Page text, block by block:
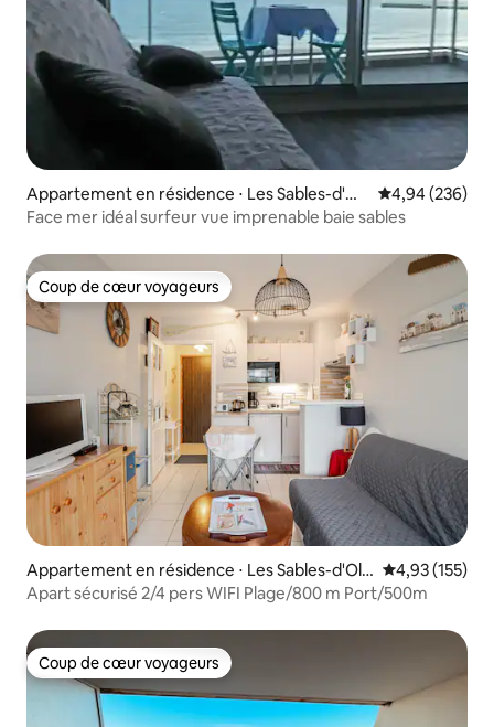
Appartement en résidence ⋅ Les Sables-d'Ol
onne
Évaluation
4,94 (236)
Face mer idéal surfeur vue imprenable baie sables
Coup de cœur voyageurs
Coup de cœur voyageurs
Appartement en résidence ⋅ Les Sables-d'Olo
nne
Évaluation
4,93 (155)
Apart sécurisé 2/4 pers WIFI Plage/800 m Port/500m
Coup de cœur voyageurs
Coup de cœur voyageurs